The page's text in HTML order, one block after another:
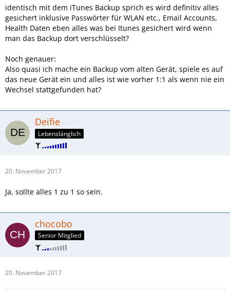
identisch mit dem iTunes Backup sprich es wird definitiv alles
gesichert inklusive Passwörter für WLAN etc., Email Accounts,
Health Daten eben alles was bei Itunes gesichert wird wenn
man das Backup dort verschlüsselt?
Noch genauer:
Also quasi ich mache ein Backup vom alten Gerät, spiele es auf
das neue Gerät ein und alles ist wie vorher 1:1 als wenn nie ein
Wechsel stattgefunden hat?
Deifie
Lebenslänglich
20. November 2017
Ja, sollte alles 1 zu 1 so sein.
chocobo
Senior Mitglied
20. November 2017